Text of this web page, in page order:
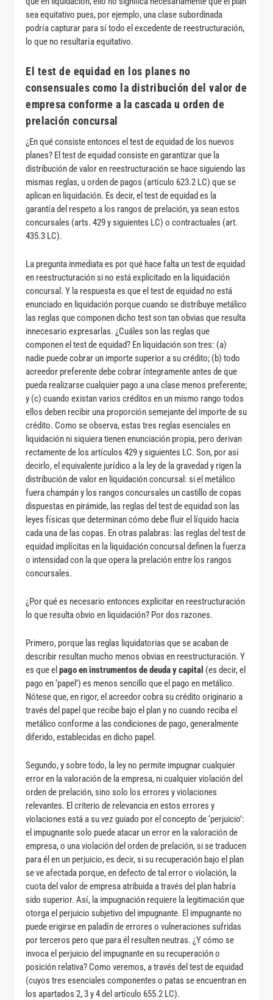
sea equitativo pues, por ejemplo, una clase subordinada
podría capturar para sí todo el excedente de reestructuración,
lo que no resultaría equitativo.
El test de equidad en los planes no
consensuales como la distribución del valor de
empresa conforme a la cascada u orden de
prelación concursal
¿En qué consiste entonces el test de equidad de los nuevos
planes? El test de equidad consiste en garantizar que la
distribución de valor en reestructuración se hace siguiendo las
mismas reglas, u orden de pagos (artículo 623.2 LC) que se
aplican en liquidación. Es decir, el test de equidad es la
garantía del respeto a los rangos de prelación, ya sean estos
concursales (arts. 429 y siguientes LC) o contractuales (art.
435.3 LC).
La pregunta inmediata es por qué hace falta un test de equidad
en reestructuración si no está explicitado en la liquidación
concursal. Y la respuesta es que el test de equidad no está
enunciado en liquidación porque cuando se distribuye metálico
las reglas que componen dicho test son tan obvias que resulta
innecesario expresarlas. ¿Cuáles son las reglas que
componen el test de equidad? En liquidación son tres: (a)
nadie puede cobrar un importe superior a su crédito; (b) todo
acreedor preferente debe cobrar íntegramente antes de que
pueda realizarse cualquier pago a una clase menos preferente;
y (c) cuando existan varios créditos en un mismo rango todos
ellos deben recibir una proporción semejante del importe de su
crédito. Como se observa, estas tres reglas esenciales en
liquidación ni siquiera tienen enunciación propia, pero derivan
rectamente de los artículos 429 y siguientes LC. Son, por así
decirlo, el equivalente jurídico a la ley de la gravedad y rigen la
distribución de valor en liquidación concursal: si el metálico
fuera champán y los rangos concursales un castillo de copas
dispuestas en pirámide, las reglas del test de equidad son las
leyes físicas que determinan cómo debe fluir el líquido hacia
cada una de las copas. En otras palabras: las reglas del test de
equidad implícitas en la liquidación concursal definen la fuerza
o intensidad con la que opera la prelación entre los rangos
concursales.
¿Por qué es necesario entonces explicitar en reestructuración
lo que resulta obvio en liquidación? Por dos razones.
Primero, porque las reglas liquidatorias que se acaban de
describir resultan mucho menos obvias en reestructuración. Y
es que elpago en instrumentos de deuda y capital (es decir, el
pago en ‘papel’) es menos sencillo que el pago en metálico.
Nótese que, en rigor, el acreedor cobra su crédito originario a
través del papel que recibe bajo el plan y no cuando reciba el
metálico conforme a las condiciones de pago, generalmente
diferido, establecidas en dicho papel.
Segundo, y sobre todo, la ley no permite impugnar cualquier
error en la valoración de la empresa, ni cualquier violación del
orden de prelación, sino solo los errores y violaciones
relevantes. El criterio de relevancia en estos errores y
violaciones está a su vez guiado por el concepto de ‘perjuicio’:
el impugnante solo puede atacar un error en la valoración de
empresa, o una violación del orden de prelación, si se traducen
para él en un perjuicio, es decir, si su recuperación bajo el plan
se ve afectada porque, en defecto de tal error o violación, la
cuota del valor de empresa atribuida a través del plan habría
sido superior. Así, la impugnación requiere la legitimación que
otorga el perjuicio subjetivo del impugnante. El impugnante no
puede erigirse en paladín de errores o vulneraciones sufridas
por terceros pero que para él resulten neutras. ¿Y cómo se
invoca el perjuicio del impugnante en su recuperación o
posición relativa? Como veremos, a través del test de equidad
(cuyos tres esenciales componentes o patas se encuentran en
los apartados 2, 3 y 4 del artículo 655.2 LC).